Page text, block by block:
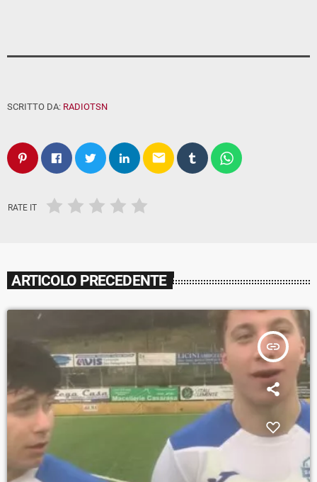
SCRITTO DA: RADIOTSN
email
RATE IT
ARTICOLO PRECEDENTE
insert_link